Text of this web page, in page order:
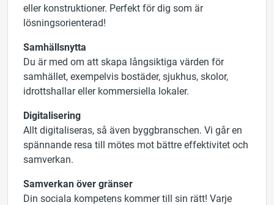
eller konstruktioner. Perfekt för dig som är
lösningsorienterad!
Samhällsnytta
Du är med om att skapa långsiktiga värden för
samhället, exempelvis bostäder, sjukhus, skolor,
idrottshallar eller kommersiella lokaler.
Digitalisering
Allt digitaliseras, så även byggbranschen. Vi går en
spännande resa till mötes mot bättre effektivitet och
samverkan.
Samverkan över gränser
Din sociala kompetens kommer till sin rätt! Varje